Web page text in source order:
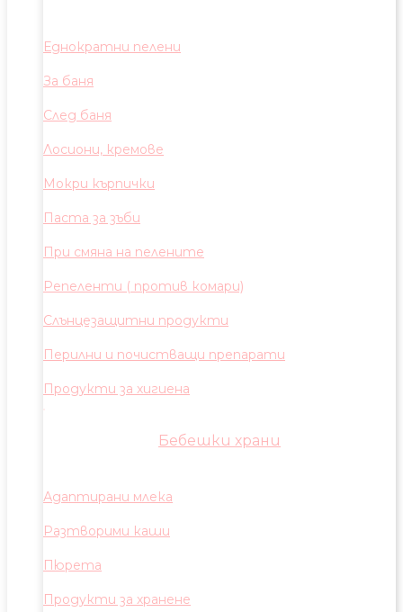
Еднократни пелени
За баня
След баня
Лосиони, кремове
Мокри кърпички
Паста за зъби
При смяна на пелените
Репеленти ( против комари)
Слънцезащитни продукти
Перилни и почистващи препарати
Продукти за хигиена
Бебешки храни
Адаптирани млека
Разтворими каши
Пюрета
Продукти за хранене